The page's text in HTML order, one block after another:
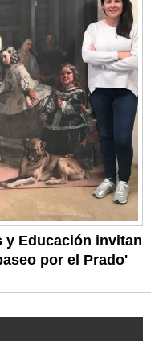
y Educación invitan
por el Prado'